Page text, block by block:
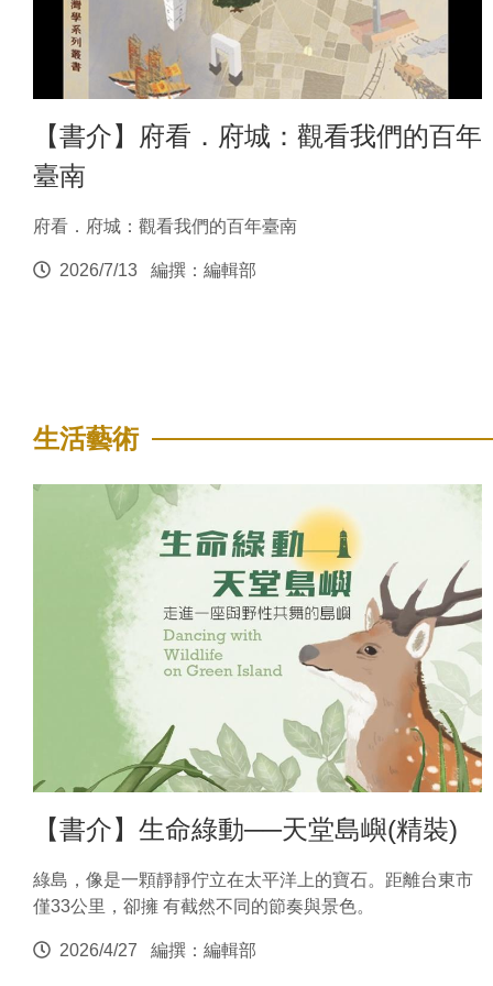
【書介】府看．府城：觀看我們的百年
臺南
府看．府城：觀看我們的百年臺南
2026/7/13 編撰：編輯部
生活藝術
【書介】生命綠動──天堂島嶼(精裝)
綠島，像是一顆靜靜佇立在太平洋上的寶石。距離台東市
僅33公里，卻擁 有截然不同的節奏與景色。
2026/4/27 編撰：編輯部